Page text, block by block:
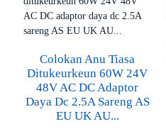
Colokan Anu Tiasa
Ditukeurkeun 60W 24V
48V AC DC Adaptor
Daya Dc 2.5A Sareng AS
EU UK AU...